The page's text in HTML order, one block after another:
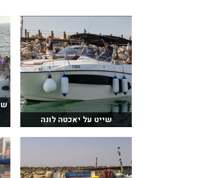
שייט על יאכטה לונה